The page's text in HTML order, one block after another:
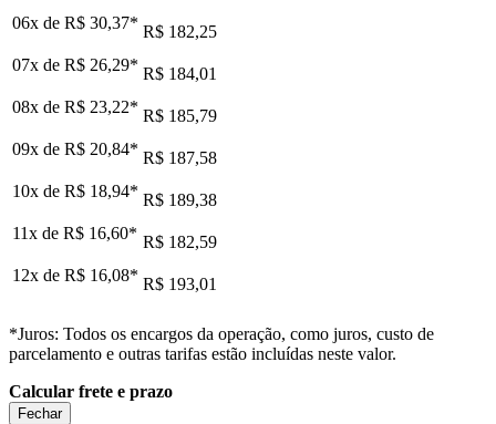
06x de R$ 30,37* R$ 182,25
07x de R$ 26,29* R$ 184,01
08x de R$ 23,22* R$ 185,79
09x de R$ 20,84* R$ 187,58
10x de R$ 18,94* R$ 189,38
11x de R$ 16,60* R$ 182,59
12x de R$ 16,08* R$ 193,01
*Juros: Todos os encargos da operação, como juros, custo de
parcelamento e outras tarifas estão incluídas neste valor.
Calcular frete e prazo
Fechar